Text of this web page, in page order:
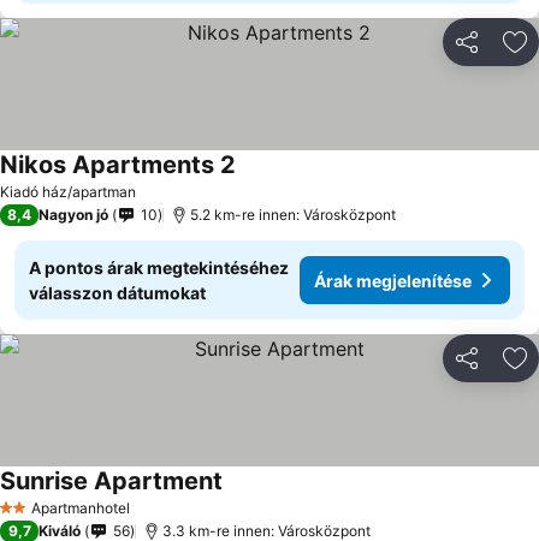
Kiadó ház/apartman
Nikos Apartments 2
8,4 Nagyon jó 10 5.2 km-re innen: Városközpont
A pontos árak megtekintéséhez
válasszon dátumokat
Árak megjelenítése
2 Kategória
Apartmanhotel
Sunrise Apartment
9,7 Kiváló 56 3.3 km-re innen: Városközpont